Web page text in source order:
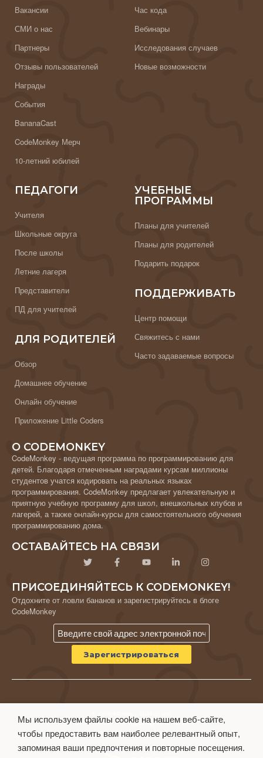
Вакансии
СМИ о нас
Партнеры
Отзывы пользователей
Награды
События
BananaCast
CodeMonkey Мерч
10-летний юбилей
Час кода
Вебинары
Исследования случаев
Новые возможности
ПЕДАГОГИ
Учителя
Школьные округа
После школы
Летние лагеря
Представители
ПД для учителей
ДЛЯ РОДИТЕЛЕЙ
Обзор
Домашнее обучение
Онлайн обучение
Приложение Little Coders
УЧЕБНЫЕ
ПРОГРАММЫ
Планы для учителей
Планы для родителей
Подарить подарок
ПОДДЕРЖИВАТЬ
Центр помощи
Свяжитесь с нами
Часто задаваемые вопросы
О CODEMONKEY
CodeMonkey - ведущая программа по программированию для
детей. Благодаря отмеченным наградами курсам миллионы
студентов учатся кодировать на реальных языках
программирования. CodeMonkey предлагает увлекательную и
приятную учебную программу для школ, внешкольных клубов и
лагерей, а также онлайн-курсы для самостоятельного обучения
программированию дома.
ОСТАВАЙТЕСЬ НА СВЯЗИ
ПРИСОЕДИНЯЙТЕСЬ К CODEMONKEY!
Отдохните от ловли бананов и зарегистрируйтесь в блоге
CodeMonkey
ПОЛИТИКА КОНФИДЕНЦИАЛЬНОСТИ
Условия использования
Мы используем файлы cookie на нашем веб-сайте,
чтобы предоставить вам наиболее релевантный опыт,
запоминая ваши предпочтения и повторные посещения.